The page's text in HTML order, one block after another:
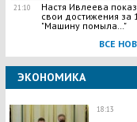
21:10
Настя Ивлеева
свои достижения за
"Машину помыла…"
ВСЕ
ЭКОНОМИКА
18:13